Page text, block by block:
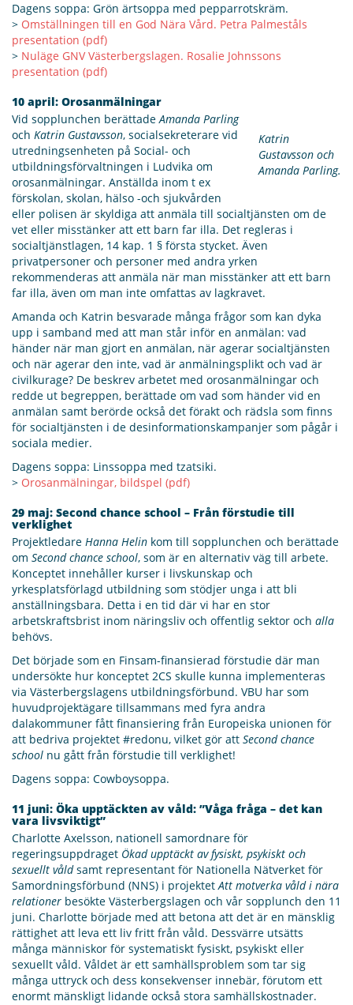
Dagens soppa: Grön ärtsoppa med pepparrotskräm.
> Omställningen till en God Nära Vård. Petra Palmeståls
presentation (pdf)
> Nuläge GNV Västerbergslagen. Rosalie Johnssons
presentation (pdf)
10 april: Orosanmälningar
Katrin
Gustavsson och
Amanda Parling.
Vid sopplunchen berättadeAmanda Parling
och Katrin Gustavsson, socialsekreterare vid
utredningsenheten på Social- och
utbildningsförvaltningen i Ludvika om
orosanmälningar. Anställda inom t ex
förskolan, skolan, hälso -och sjukvården
eller polisen är skyldiga att anmäla till socialtjänsten om de
vet eller misstänker att ett barn far illa. Det regleras i
socialtjänstlagen, 14 kap. 1 § första stycket. Även
privatpersoner och personer med andra yrken
rekommenderas att anmäla när man misstänker att ett barn
far illa, även om man inte omfattas av lagkravet.
Amanda och Katrin besvarade många frågor som kan dyka
upp i samband med att man står inför en anmälan: vad
händer när man gjort en anmälan, när agerar socialtjänsten
och när agerar den inte, vad är anmälningsplikt och vad är
civilkurage? De beskrev arbetet med orosanmälningar och
redde ut begreppen, berättade om vad som händer vid en
anmälan samt berörde också det förakt och rädsla som finns
för socialtjänsten i de desinformationskampanjer som pågår i
sociala medier.
Dagens soppa: Linssoppa med tzatsiki.
> Orosanmälningar, bildspel (pdf)
29 maj: Second chance school – Från förstudie till
verklighet
Projektledare Hanna Helin kom till sopplunchen och berättade
om Second chance school, som är en alternativ väg till arbete.
Konceptet innehåller kurser i livskunskap och
yrkesplatsförlagd utbildning som stödjer unga i att bli
anställningsbara. Detta i en tid där vi har en stor
arbetskraftsbrist inom näringsliv och offentlig sektor och alla
behövs.
Det började som en Finsam-finansierad förstudie där man
undersökte hur konceptet 2CS skulle kunna implementeras
via Västerbergslagens utbildningsförbund. VBU har som
huvudprojektägare tillsammans med fyra andra
dalakommuner fått finansiering från Europeiska unionen för
att bedriva projektet #redonu, vilket gör att Second chance
school nu gått från förstudie till verklighet!
Dagens soppa: Cowboysoppa.
11 juni: Öka upptäckten av våld: ”Våga fråga – det kan
vara livsviktigt”
Charlotte Axelsson, nationell samordnare för
regeringsuppdraget Ökad upptäckt av fysiskt, psykiskt och
sexuellt våldsamt representant för Nationella Nätverket för
Samordningsförbund (NNS) i projektetAtt motverka våld i nära
relationer besökte Västerbergslagen och vår sopplunch den 11
juni. Charlotte började med att betona att det är en mänsklig
rättighet att leva ett liv fritt från våld. Dessvärre utsätts
många människor för systematiskt fysiskt, psykiskt eller
sexuellt våld. Våldet är ett samhällsproblem som tar sig
många uttryck och dess konsekvenser innebär, förutom ett
enormt mänskligt lidande också stora samhällskostnader.